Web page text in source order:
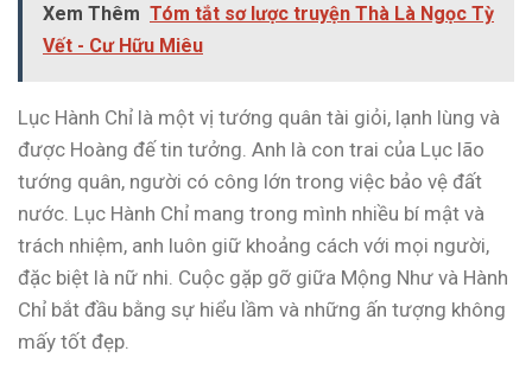
Xem Thêm Tóm tắt sơ lược truyện Thà Là Ngọc Tỳ
Vết - Cư Hữu Miêu
Lục Hành Chỉ là một vị tướng quân tài giỏi, lạnh lùng và
được Hoàng đế tin tưởng. Anh là con trai của Lục lão
tướng quân, người có công lớn trong việc bảo vệ đất
nước. Lục Hành Chỉ mang trong mình nhiều bí mật và
trách nhiệm, anh luôn giữ khoảng cách với mọi người,
đặc biệt là nữ nhi. Cuộc gặp gỡ giữa Mộng Như và Hành
Chỉ bắt đầu bằng sự hiểu lầm và những ấn tượng không
mấy tốt đẹp.